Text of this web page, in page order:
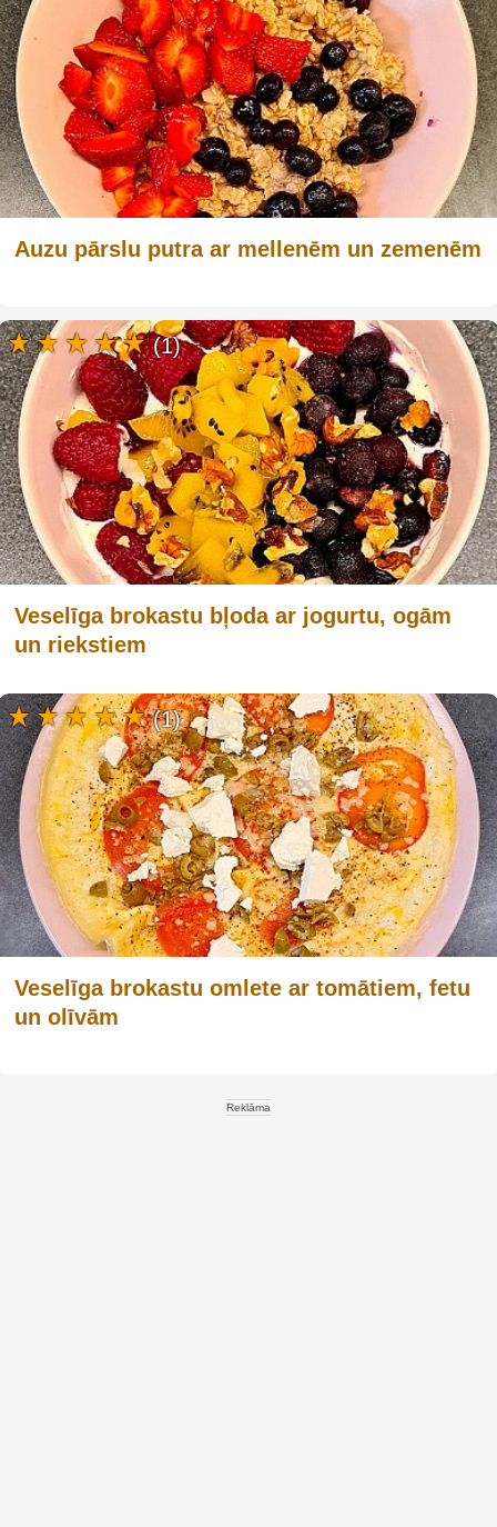
Auzu pārslu putra ar mellenēm un zemenēm
Veselīga brokastu bļoda ar jogurtu, ogām
un riekstiem
(1)
Veselīga brokastu omlete ar tomātiem, fetu
un olīvām
(1)
Reklāma